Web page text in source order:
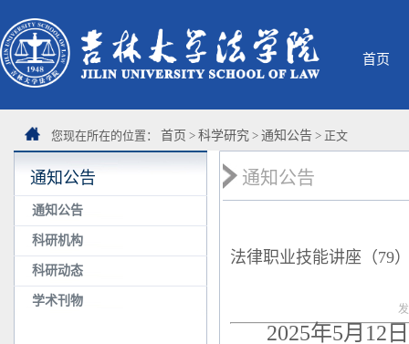
首页
您现在所在的位置： 首页 > 科学研究 > 通知公告 > 正文
通知公告
通知公告
科研机构
科研动态
学术刊物
通知公告
法律职业技能讲座（79
2025年5月12